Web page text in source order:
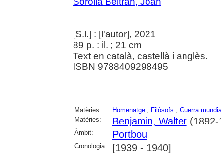
[S.l.] : [l'autor], 2021
89 p. : il. ; 21 cm
Text en català, castellà i anglès.
ISBN 9788409298495
Matèries: Homenatge; Filòsofs ; Guerra
Matèries:
Benjamin, Walter(1892-
Àmbit: Portbou
Cronologia: [1939 - 1940]